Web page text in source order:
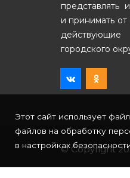
представлять
и принимать
городского
© Copyright
Этот сайт использует
файлов на обработку
в настройках